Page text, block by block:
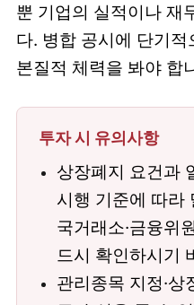
뿐 기업의 실적이나 재
다. 병합 공시에 단기
본질적 체력을 봐야 합
투자 시 유의사항
상장폐지 요건과
시행 기준에 따라
국거래소·금융위
드시 확인하시기
관리종목 지정·